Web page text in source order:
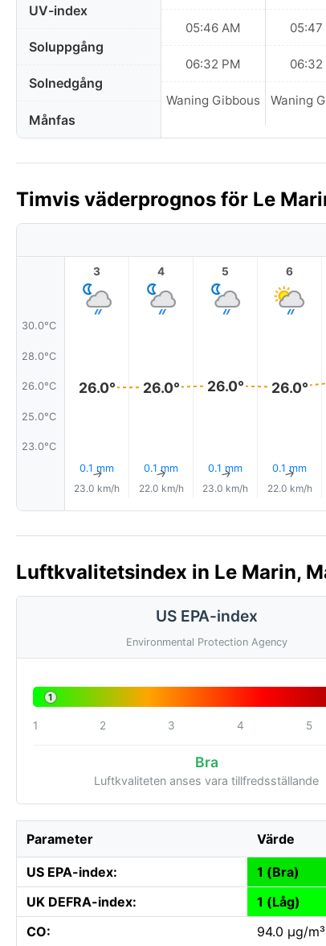
UV-index
Soluppgång
Solnedgång
Månfas
05:46 AM
06:32 PM
Waning Gibbous
05:47
06:32
Waning
Timvis väderprognos för Le
30.0°C
28.0°C
26.0°C
25.0°C
23.0°C
3
26.0°
0.1 mm
↑
23.0 km/h
4
26.0°
0.1 mm
↑
22.0 km/h
5
26.0°
0.1 mm
↑
23.0 km/h
6
26.0°
0.1 mm
↑
22.0 km/h
Luftkvalitetsindex in Le Marin,
US EPA-index
Environmental Protection Agency
1
1 2 3 4 5
Bra
Luftkvaliteten anses vara tillfredsställande
Parameter Värde
US EPA-index:
1 (Bra)
UK DEFRA-index:
1 (Låg)
CO:
94.0 µg/m³